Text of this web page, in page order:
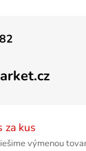
za kus
výmenou